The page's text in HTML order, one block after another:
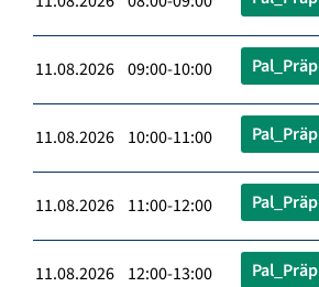
11.08.2026 09:00-10:00 Pal_Präp
11.08.2026 10:00-11:00 Pal_Präp
11.08.2026 11:00-12:00 Pal_Präp
11.08.2026 12:00-13:00 Pal_Präp